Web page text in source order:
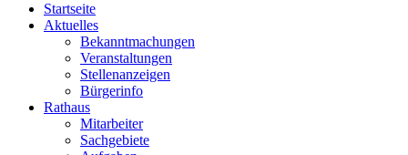
Startseite
Aktuelles
Bekanntmachungen
Veranstaltungen
Stellenanzeigen
Bürgerinfo
Rathaus
Mitarbeiter
Sachgebiete